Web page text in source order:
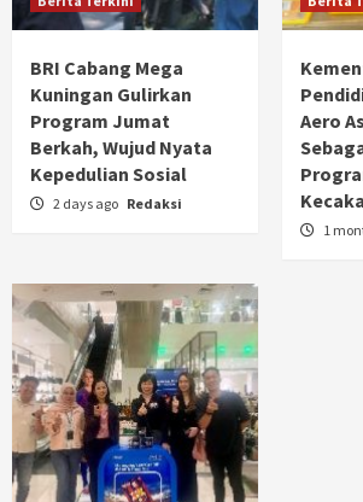
BRI Cabang Mega
Kuningan Gulirkan
Program Jumat
Berkah, Wujud Nyata
Kepedulian Sosial
2 days ago Redaksi
Aero
1